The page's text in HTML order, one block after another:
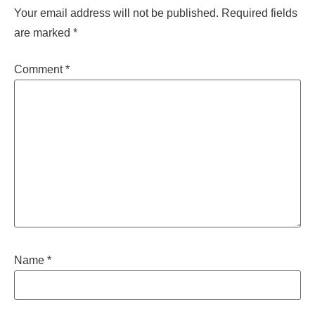
Your email address will not be published. Required fields
are marked *
Comment*
Name *